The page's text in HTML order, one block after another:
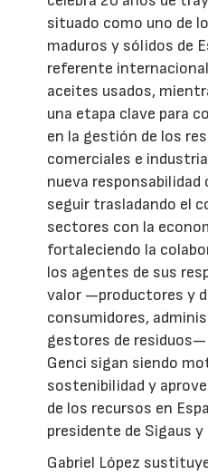
situado como uno de
maduros y sólidos de
referente
aceites usados,
una etapa clave para
en la gestión de los
comerciales e
nueva responsabilidad
seguir trasladando el
sectores con la
fortaleciendo la
los agentes de sus
valor —productores y
consumidores,
gestores de residuos—
Genci sigan siendo
sostenibilidad y
de los recursos en
presidente de Sigaus y
Gabriel López